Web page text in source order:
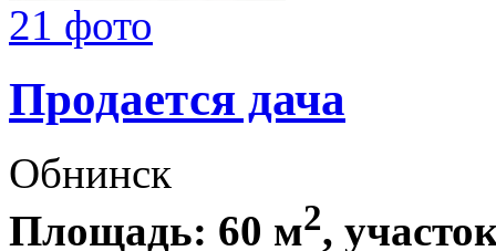
21 фото
Продается дача
Обнинск
Площадь: 60 м2,